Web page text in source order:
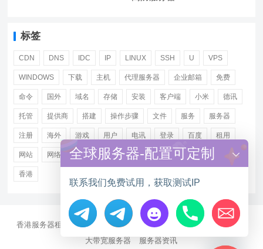
标签
CDN DNS IDC IP LINUX SSH U VPS
WINDOWS 下载 主机 代理服务器 企业邮箱 免费
命令 国外 域名 存储 安装 客户端 小米 德讯
托管 提供商 搭建 操作步骤 文件 服务 服务器
注册 海外 游戏 用户 电讯 登录 百度 租用
网站 网络 腾讯 虚拟主机 证书 配置 阿里
香港
香港服务器租用 海外CN2服务器 站群多IP服务器
海外云服务器
大带宽服务器
服务器资讯
Hide chaty
全球服务器-配置可定制
联系我们免费试用，获取测试IP